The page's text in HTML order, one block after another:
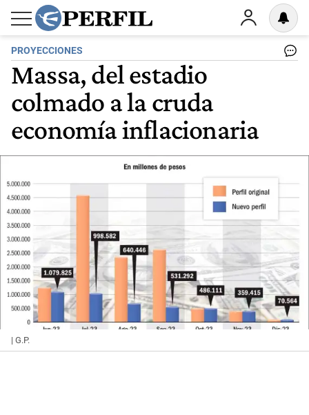
PROYECCIONES
Massa, del estadio
colmado a la cruda
economía inflacionaria
| G.P.